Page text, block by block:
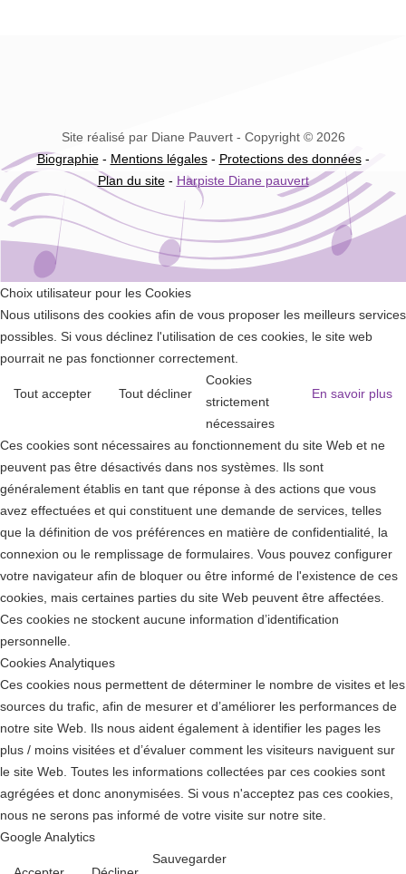
Site réalisé par Diane Pauvert - Copyright © 2026
Biographie- Mentions légales- Protections des données-
Plan du site- Harpiste Diane pauvert
Choix utilisateur pour les Cookies
Nous utilisons des cookies afin de vous proposer les meilleurs services
possibles. Si vous déclinez l'utilisation de ces cookies, le site web
pourrait ne pas fonctionner correctement.
Tout accepter Tout décliner En savoir plus
Cookies
strictement
nécessaires
Ces cookies sont nécessaires au fonctionnement du site Web et ne
peuvent pas être désactivés dans nos systèmes. Ils sont
généralement établis en tant que réponse à des actions que vous
avez effectuées et qui constituent une demande de services, telles
que la définition de vos préférences en matière de confidentialité, la
connexion ou le remplissage de formulaires. Vous pouvez configurer
votre navigateur afin de bloquer ou être informé de l'existence de ces
cookies, mais certaines parties du site Web peuvent être affectées.
Ces cookies ne stockent aucune information d’identification
personnelle.
Cookies Analytiques
Ces cookies nous permettent de déterminer le nombre de visites et les
sources du trafic, afin de mesurer et d’améliorer les performances de
notre site Web. Ils nous aident également à identifier les pages les
plus / moins visitées et d’évaluer comment les visiteurs naviguent sur
le site Web. Toutes les informations collectées par ces cookies sont
agrégées et donc anonymisées. Si vous n'acceptez pas ces cookies,
nous ne serons pas informé de votre visite sur notre site.
Google Analytics
Sauvegarder